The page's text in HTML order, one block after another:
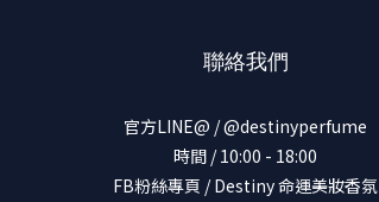
聯絡我們
官方LINE@ / @destinyperfume
時間 / 10:00 - 18:00
FB粉絲專頁 / Destiny 命運美妝香氛